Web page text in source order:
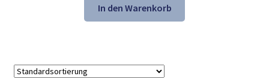
war:
15,54 €
ist:
9,48 €.
In den Warenkorb